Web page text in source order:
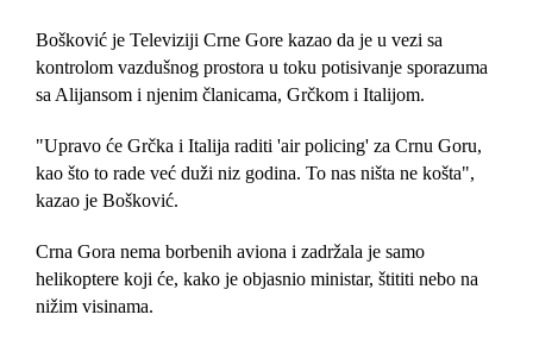
Bošković je Televiziji Crne Gore kazao da je u vezi sa
kontrolom vazdušnog prostora u toku potisivanje sporazuma
sa Alijansom i njenim članicama, Grčkom i Italijom.
"Upravo će Grčka i Italija raditi 'air policing' za Crnu Goru,
kao što to rade već duži niz godina. To nas ništa ne košta",
kazao je Bošković.
Crna Gora nema borbenih aviona i zadržala je samo
helikoptere koji će, kako je objasnio ministar, štititi nebo na
nižim visinama.